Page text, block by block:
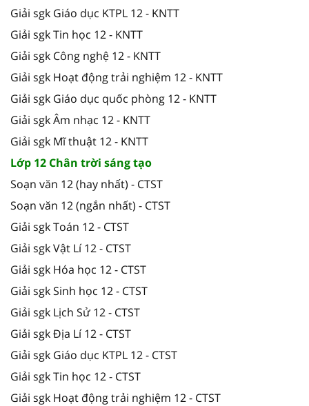
Giải sgk Giáo dục KTPL 12 - KNTT
Giải sgk Tin học 12 - KNTT
Giải sgk Công nghệ 12 - KNTT
Giải sgk Hoạt động trải nghiệm 12 - KNTT
Giải sgk Giáo dục quốc phòng 12 - KNTT
Giải sgk Âm nhạc 12 - KNTT
Giải sgk Mĩ thuật 12 - KNTT
Lớp 12 Chân trời sáng tạo
Soạn văn 12 (hay nhất) - CTST
Soạn văn 12 (ngắn nhất) - CTST
Giải sgk Toán 12 - CTST
Giải sgk Vật Lí 12 - CTST
Giải sgk Hóa học 12 - CTST
Giải sgk Sinh học 12 - CTST
Giải sgk Lịch Sử 12 - CTST
Giải sgk Địa Lí 12 - CTST
Giải sgk Giáo dục KTPL 12 - CTST
Giải sgk Tin học 12 - CTST
Giải sgk Hoạt động trải nghiệm 12 - CTST